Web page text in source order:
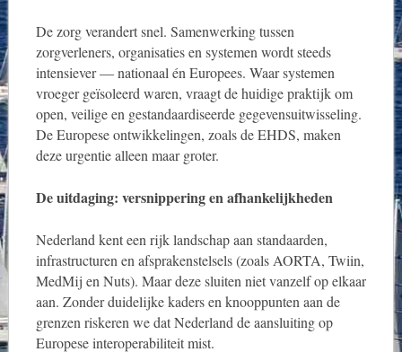
De zorg verandert snel. Samenwerking tussen
zorgverleners, organisaties en systemen wordt steeds
intensiever — nationaal én Europees. Waar systemen
vroeger geïsoleerd waren, vraagt de huidige praktijk om
open, veilige en gestandaardiseerde gegevensuitwisseling.
De Europese ontwikkelingen, zoals de EHDS, maken
deze urgentie alleen maar groter.
De uitdaging: versnippering en afhankelijkheden
Nederland kent een rijk landschap aan standaarden,
infrastructuren en afsprakenstelsels (zoals AORTA, Twiin,
MedMij en Nuts). Maar deze sluiten niet vanzelf op elkaar
aan. Zonder duidelijke kaders en knooppunten aan de
grenzen riskeren we dat Nederland de aansluiting op
Europese interoperabiliteit mist.